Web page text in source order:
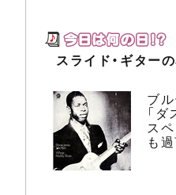
スライド・ギター
ブ
「
ス
も